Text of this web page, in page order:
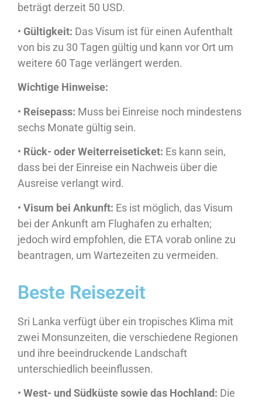
beträgt derzeit 50 USD.
• Gültigkeit: Das Visum ist für einen Aufenthalt
von bis zu 30 Tagen gültig und kann vor Ort um
weitere 60 Tage verlängert werden.
Wichtige Hinweise:
• Reisepass: Muss bei Einreise noch mindestens
sechs Monate gültig sein.
• Rück- oder Weiterreiseticket: Es kann sein,
dass bei der Einreise ein Nachweis über die
Ausreise verlangt wird.
• Visum bei Ankunft: Es ist möglich, das Visum
bei der Ankunft am Flughafen zu erhalten;
jedoch wird empfohlen, die ETA vorab online zu
beantragen, um Wartezeiten zu vermeiden.
Beste Reisezeit
Sri Lanka verfügt über ein tropisches Klima mit
zwei Monsunzeiten, die verschiedene Regionen
und ihre beeindruckende Landschaft
unterschiedlich beeinflussen.
• West- und Südküste sowie das Hochland: Die